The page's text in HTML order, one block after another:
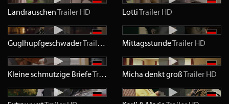
LandrauschenTrailer HD LottiTrailer HD
GuglhupfgeschwaderTrailer MittagsstundeTrailer HD
Kleine schmutzige BriefeTrailer HDMicha denkt großTrailer HD